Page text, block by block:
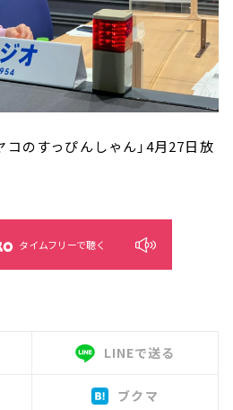
コのすっぴんしゃん」4月27日放
タイムフリーで聴く
LINEで送る
ブクマ